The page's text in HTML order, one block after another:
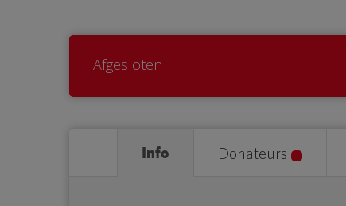
Afgesloten
Info Donateurs 1